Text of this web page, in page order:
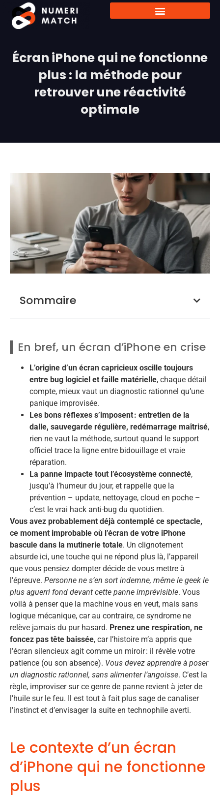
Écran iPhone qui ne fonctionne
plus : la méthode pour
retrouver une réactivité
optimale
Sommaire
En bref, un écran d’iPhone en crise
L’origine d’un écran capricieux oscille toujours
entre bug logiciel et faille matérielle, chaque détail
compte, mieux vaut un diagnostic rationnel qu’une
panique improvisée.
Les bons réflexes s’imposent : entretien de la
dalle, sauvegarde régulière, redémarrage maîtrisé,
rien ne vaut la méthode, surtout quand le support
officiel trace la ligne entre bidouillage et vraie
réparation.
La panne impacte tout l’écosystème connecté,
jusqu’à l’humeur du jour, et rappelle que la
prévention – update, nettoyage, cloud en poche –
c’est le vrai hack anti-bug du quotidien.
Vous avez probablement déjà contemplé ce spectacle,
ce moment improbable où l’écran de votre iPhone
bascule dans la mutinerie totale. Un clignotement
absurde ici, une touche qui ne répond plus là, l’appareil
que vous pensiez dompter décide de vous mettre à
l’épreuve. Personne ne s’en sort indemne, même le geek le
plus aguerri fond devant cette panne imprévisible. Vous
voilà à penser que la machine vous en veut, mais sans
logique mécanique, car au contraire, ce syndrome ne
relève jamais du pur hasard. Prenez une respiration, ne
foncez pas tête baissée, car l’histoire m’a appris que
l’écran silencieux agit comme un miroir : il révèle votre
patience (ou son absence). Vous devez apprendre à poser
un diagnostic rationnel, sans alimenter l’angoisse. C’est la
règle, improviser sur ce genre de panne revient à jeter de
l’huile sur le feu. Il est tout à fait plus sage de canaliser
l’instinct et d’envisager la suite en technophile averti.
Le contexte d’un écran
d’iPhone qui ne fonctionne
plus